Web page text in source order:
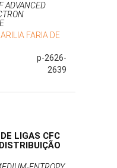
ADVANCED
FARIA DE
p-2626-
2639
LIGAS CFC